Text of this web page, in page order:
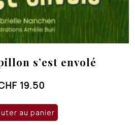
s’est envolé
19.50
au panier